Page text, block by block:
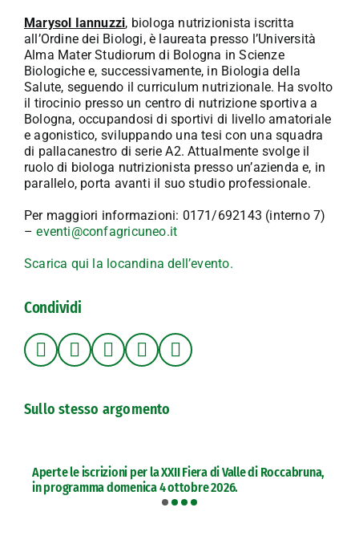
Marysol Iannuzzi, biologa nutrizionista iscritta
all’Ordine dei Biologi, è laureata presso l’Università
Alma Mater Studiorum di Bologna in Scienze
Biologiche e, successivamente, in Biologia della
Salute, seguendo il curriculum nutrizionale. Ha svolto
il tirocinio presso un centro di nutrizione sportiva a
Bologna, occupandosi di sportivi di livello amatoriale
e agonistico, sviluppando una tesi con una squadra
di pallacanestro di serie A2. Attualmente svolge il
ruolo di biologa nutrizionista presso un’azienda e, in
parallelo, porta avanti il suo studio professionale.
Per maggiori informazioni: 0171/692143 (interno 7)
–eventi@confagricuneo.it
Scarica qui la locandina dell’evento.
Condividi
Sullo stesso argomento
Aperte le iscrizioni per la XXII Fiera di Valle di Roccabruna,
in programma domenica 4 ottobre 2026.